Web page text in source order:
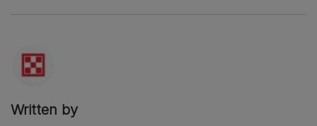
Written by